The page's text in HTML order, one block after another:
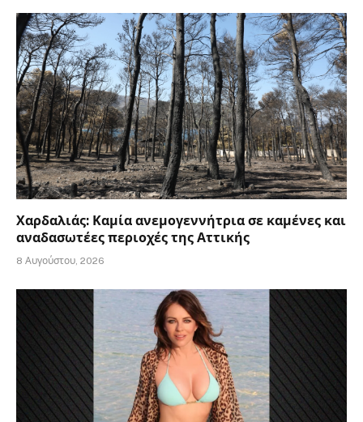
Χαρδαλιάς: Καμία ανεμογεννήτρια σε καμένες και
αναδασωτέες περιοχές της Αττικής
8 Αυγούστου, 2026